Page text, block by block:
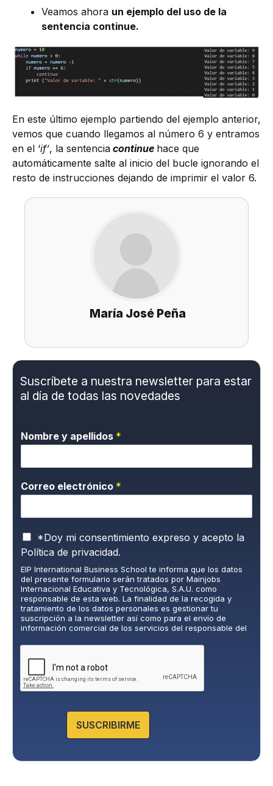
Veamos ahora un ejemplo del uso de la
sentencia continue.
En este último ejemplo partiendo del ejemplo anterior,
vemos que cuando llegamos al número 6 y entramos
en el ‘if’, la sentencia continue hace que
automáticamente salte al inicio del bucle ignorando el
resto de instrucciones dejando de imprimir el valor 6.
María José Peña
Suscríbete a nuestra newsletter para estar
al día de todas las novedades
Nombre y apellidos *
Correo electrónico *
P
o
í
t
i
c
a
d
e
v
*Doy mi consentimiento expreso y acepto la
Política de privacidad.
EIP International Business School te informa que los datos
del presente formulario serán tratados por Mainjobs
Internacional Educativa y Tecnológica, S.A.U. como
responsable de esta web. La finalidad de la recogida y
tratamiento de los datos personales es gestionar tu
suscripción a la newsletter así como para el envío de
información comercial de los servicios del responsable del
del/a interesado/a. No se cederán datos a terceros, salvo
obligación legal. Podrás ejercer tus derechos de acceso,
rectificación, limitación y supresión de los datos en
cumplimiento@grupomainjobs.com
, así como el derecho a
presentar una reclamación ante la autoridad de control.
encontrarás en nuestra página web.
SUSCRIBIRME